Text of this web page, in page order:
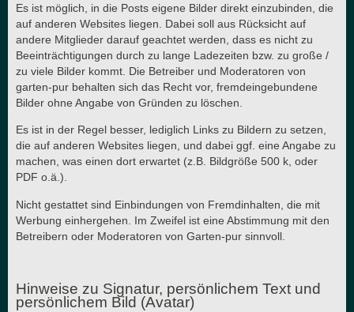
Es ist möglich, in die Posts eigene Bilder direkt einzubinden, die
auf anderen Websites liegen. Dabei soll aus Rücksicht auf
andere Mitglieder darauf geachtet werden, dass es nicht zu
Beeinträchtigungen durch zu lange Ladezeiten bzw. zu große /
zu viele Bilder kommt. Die Betreiber und Moderatoren von
garten-pur behalten sich das Recht vor, fremdeingebundene
Bilder ohne Angabe von Gründen zu löschen.
Es ist in der Regel besser, lediglich Links zu Bildern zu setzen,
die auf anderen Websites liegen, und dabei ggf. eine Angabe zu
machen, was einen dort erwartet (z.B. Bildgröße 500 k, oder
PDF o.ä.).
Nicht gestattet sind Einbindungen von Fremdinhalten, die mit
Werbung einhergehen. Im Zweifel ist eine Abstimmung mit den
Betreibern oder Moderatoren von Garten-pur sinnvoll.
Hinweise zu Signatur, persönlichem Text und
persönlichem Bild (Avatar)